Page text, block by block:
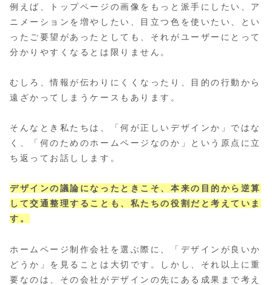
例えば、トップページの画像をもっと派手にしたい、ア
ニメーションを増やしたい、目立つ色を使いたい、とい
ったご要望があったとしても、それがユーザーにとって
分かりやすくなるとは限りません。
むしろ、情報が伝わりにくくなったり、目的の行動から
遠ざかってしまうケースもあります。
そんなとき私たちは、「何が正しいデザインか」ではな
く、「何のためのホームページなのか」という原点に立
ち返ってお話しします。
デザインの議論になったときこそ、本来の目的から逆算
して交通整理することも、私たちの役割だと考えていま
す。
ホームページ制作会社を選ぶ際に、「デザインが良いか
どうか」を見ることは大切です。しかし、それ以上に重
要なのは、その会社がデザインの先にある成果まで考え